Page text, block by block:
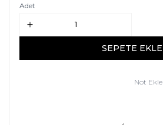
Adet
SEPETE EKLE
Not Ekle